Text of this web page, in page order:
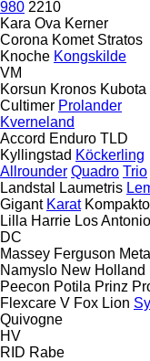
980 2210
Kara Ova Kerner
Corona Komet Stratos
Knoche Kongskilde
VM
Korsun Kronos Kubota
Cultimer Prolander
Kverneland
Accord Enduro TLD
Kyllingstad Köckerling
Allrounder Quadro Trio
Landstal
Laumetris
Gigant Karat
Lilla Harrie Los
DC
Massey Ferguson
Namyslo New Holland
Peecon Potila Prinz
Flexcare V Fox Lion
Quivogne
HV
RID Rabe